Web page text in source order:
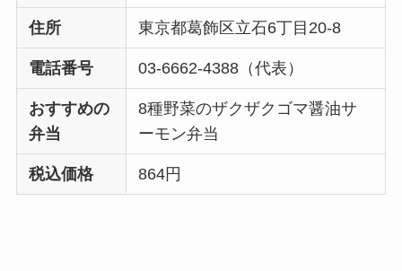
住所 東京都葛飾区立石6丁目20-8
電話番号 03-6662-4388（代表）
おすすめの
弁当
8種野菜のザクザクゴマ醤油サ
ーモン弁当
税込価格 864円